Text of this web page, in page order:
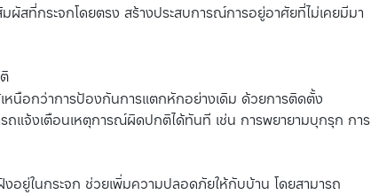
สที่กระจกโดยตรง สร้างประสบการณ์การอยู่อาศัยที่ไม่เคยมีมา
นือกว่าการป้องกันการแตกหักอย่างเดิม ด้วยการติดตั้ง
รถแจ้งเตือนเหตุการณ์ผิดปกติได้ทันที เช่น การพยายามบุกรุก การ
ยู่ในกระจก ช่วยเพิ่มความปลอดภัยให้กับบ้าน โดยสามารถ